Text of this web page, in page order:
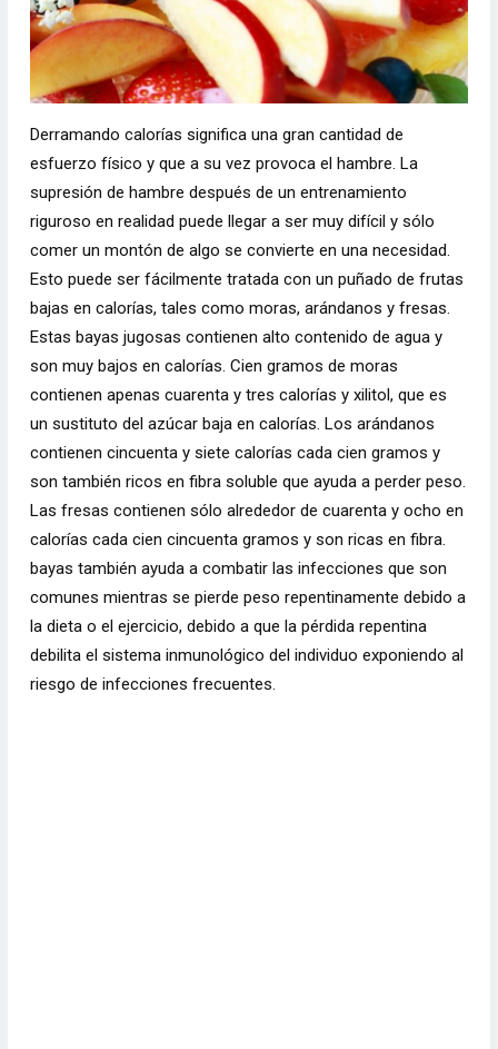
Derramando calorías significa una gran cantidad de
esfuerzo físico y que a su vez provoca el hambre. La
supresión de hambre después de un entrenamiento
riguroso en realidad puede llegar a ser muy difícil y sólo
comer un montón de algo se convierte en una necesidad.
Esto puede ser fácilmente tratada con un puñado de frutas
bajas en calorías, tales como moras, arándanos y fresas.
Estas bayas jugosas contienen alto contenido de agua y
son muy bajos en calorías. Cien gramos de moras
contienen apenas cuarenta y tres calorías y xilitol, que es
un sustituto del azúcar baja en calorías. Los arándanos
contienen cincuenta y siete calorías cada cien gramos y
son también ricos en fibra soluble que ayuda a perder peso.
Las fresas contienen sólo alrededor de cuarenta y ocho en
calorías cada cien cincuenta gramos y son ricas en fibra.
bayas también ayuda a combatir las infecciones que son
comunes mientras se pierde peso repentinamente debido a
la dieta o el ejercicio, debido a que la pérdida repentina
debilita el sistema inmunológico del individuo exponiendo al
riesgo de infecciones frecuentes.